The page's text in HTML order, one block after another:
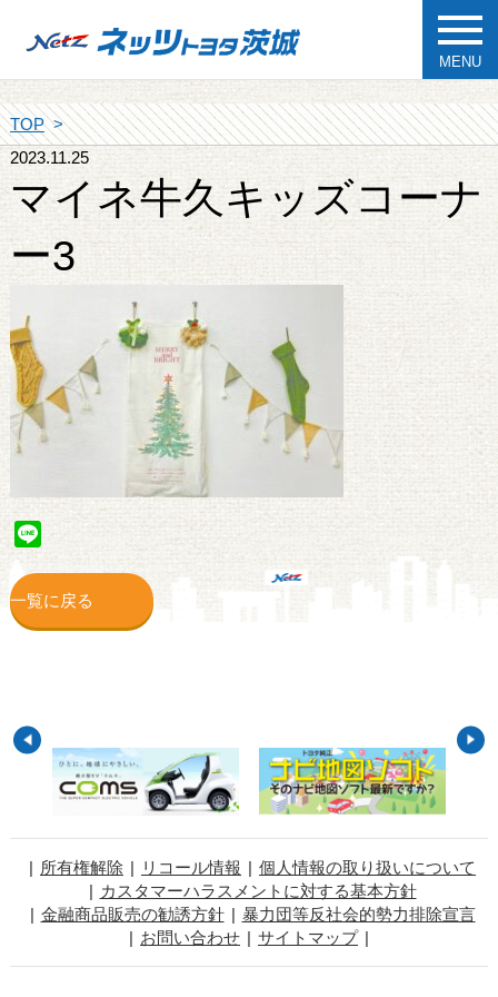
MENU
TOP
2023.11.25
マイネ牛久キッズコーナ
ー3
Line
一覧に戻る
所有権解除 リコール情報
個人情報の取り扱いについて
カスタマーハラスメントに対する基本方針
金融商品販売の勧誘方針
暴力団等反社会的勢力排除宣言
お問い合わせ
サイトマップ